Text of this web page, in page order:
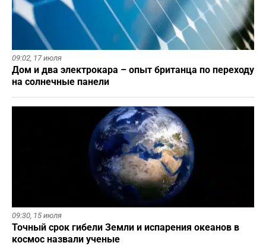
09:02, 17 июля
Дом и два электрокара – опыт британца по переходу
на солнечные панели
09:30, 15 июля
Точный срок гибели Земли и испарения океанов в
космос назвали ученые